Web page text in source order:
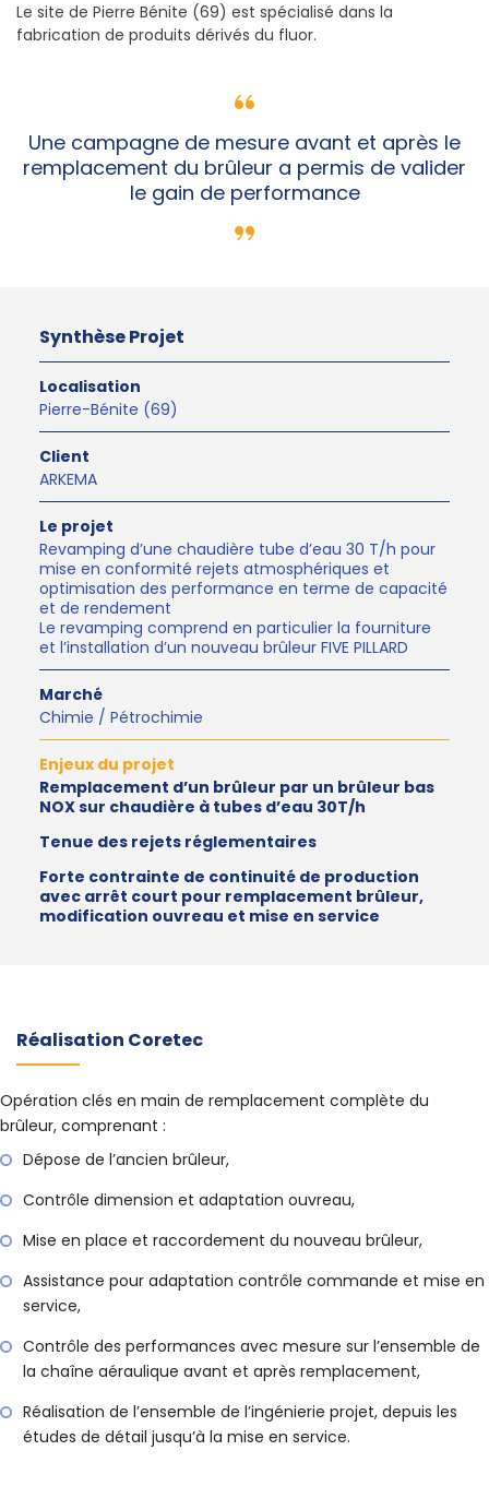
Le site de Pierre Bénite (69) est spécialisé dans la
fabrication de produits dérivés du fluor.
Une campagne de mesure avant et après le
remplacement du brûleur a permis de valider
le gain de performance
Synthèse Projet
Localisation
Pierre-Bénite (69)
Client
ARKEMA
Le projet
Revamping d’une chaudière tube d’eau 30 T/h pour
mise en conformité rejets atmosphériques et
optimisation des performance en terme de capacité
et de rendement
Le revamping comprend en particulier la fourniture
et l’installation d’un nouveau brûleur FIVE PILLARD
Marché
Chimie / Pétrochimie
Enjeux du projet
Remplacement d’un brûleur par un brûleur bas
NOX sur chaudière à tubes d’eau 30T/h
Tenue des rejets réglementaires
Forte contrainte de continuité de production
avec arrêt court pour remplacement brûleur,
modification ouvreau et mise en service
Réalisation Coretec
Opération clés en main de remplacement complète du
brûleur, comprenant :
Dépose de l’ancien brûleur,
Contrôle dimension et adaptation ouvreau,
Mise en place et raccordement du nouveau brûleur,
Assistance pour adaptation contrôle commande et mise en
service,
Contrôle des performances avec mesure sur l’ensemble de
la chaîne aéraulique avant et après remplacement,
Réalisation de l’ensemble de l’ingénierie projet, depuis les
études de détail jusqu’à la mise en service.